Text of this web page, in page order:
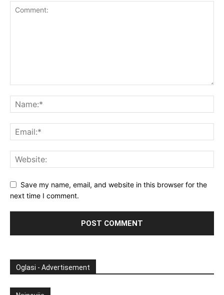
Save my name, email, and website in this browser for the
next time I comment.
Oglasi - Advertisement